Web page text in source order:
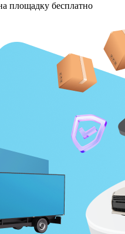
площадку бесплатно